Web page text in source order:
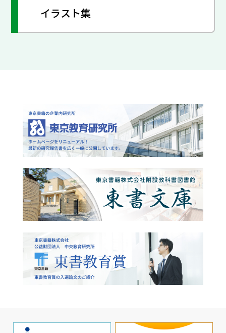
イラスト集